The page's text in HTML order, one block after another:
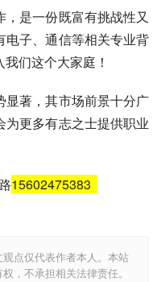
是一份既富有挑战性又
电子、通信等相关专业背
们这个大家庭！
显著，其市场前景十分广
为更多有志之士提供职业
15602475383
点仅代表作者本人。本站
，不承担相关法律责任。